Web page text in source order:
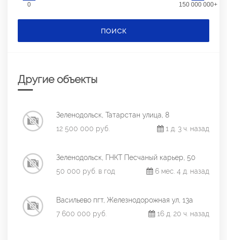
0 150 000 000+
ПОИСК
Другие объекты
Зеленодольск, Татарстан улица, 8
12 500 000 руб.
1 д. 3 ч. назад
Зеленодольск, ГНКТ Песчаный карьер, 50
50 000 руб. в год
6 мес. 4 д. назад
Васильево пгт, Железнодорожная ул, 13а
7 600 000 руб.
16 д. 20 ч. назад